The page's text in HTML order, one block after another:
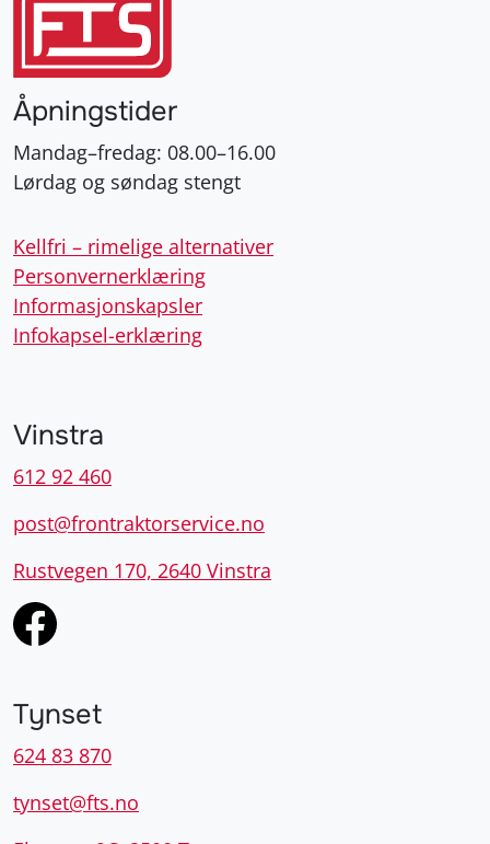
Åpningstider
Mandag–fredag: 08.00–16.00
Lørdag og søndag stengt
Kellfri – rimelige alternativer
Personvernerklæring
Informasjonskapsler
Infokapsel-erklæring
Vinstra
612 92 460
post@frontraktorservice.no
Rustvegen 170, 2640 Vinstra
Tynset
624 83 870
tynset@fts.no